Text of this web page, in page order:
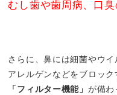
むし歯や歯周病、口臭
さらに、鼻には細菌やウイ
アレルゲンなどをブロック
「フィルター機能」 が備わ